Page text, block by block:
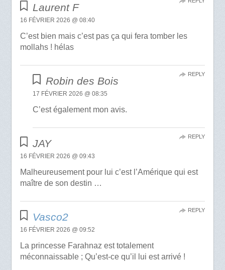
Laurent F
16 FÉVRIER 2026 @ 08:40
C’est bien mais c’est pas ça qui fera tomber les
mollahs ! hélas
Robin des Bois
17 FÉVRIER 2026 @ 08:35
C’est également mon avis.
REPLY
JAY
16 FÉVRIER 2026 @ 09:43
Malheureusement pour lui c’est l’Amérique qui est
maître de son destin …
REPLY
Vasco2
16 FÉVRIER 2026 @ 09:52
La princesse Farahnaz est totalement
méconnaissable ; Qu’est-ce qu’il lui est arrivé !
REPLY